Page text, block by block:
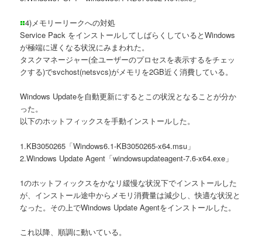
4)メモリーリークへの対処
Service Pack をインストールしてしばらくしているとWindows
が極端に遅くなる状況にみまわれた。
タスクマネージャー(全ユーザーのプロセスを表示するをチェッ
クする)でsvchost(netsvcs)がメモリを2GB近く消費している。
Windows Updateを自動更新にするとこの状況となることが分か
った。
以下のホットフィックスを手動インストールした。
1.KB3050265「Windows6.1-KB3050265-x64.msu」
2.Windows Update Agent「windowsupdateagent-7.6-x64.exe」
1のホットフィックスをかなリ緩慢な状況下でインストールした
が、インストール途中からメモリ消費量は減少し、快適な状況と
なった。その上でWindows Update Agentをインストールした。
これ以降、順調に動いている。